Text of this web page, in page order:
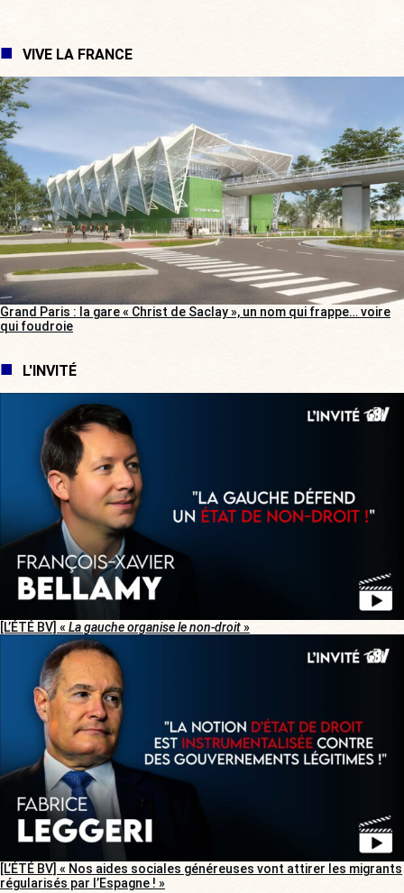
VIVE LA FRANCE
Grand Paris : la gare « Christ de Saclay », un nom qui frappe… voire
qui foudroie
L'INVITÉ
[L’ÉTÉ BV] « La gauche organise le non-droit»
[L’ÉTÉ BV] « Nos aides sociales généreuses vont attirer les migrants
régularisés par l’Espagne ! »